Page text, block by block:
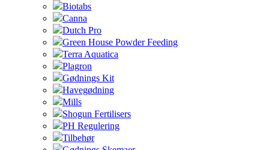
Biotabs
Canna
Dutch Pro
Green House Powder Feeding
Terra Aquatica
Plagron
Gødnings Kit
Havegødning
Mills
Shogun Fertilisers
PH Regulering
Tilbehør